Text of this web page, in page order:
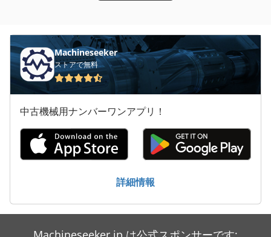
Machineseeker
ストアで無料
中古機械用ナンバーワンアプリ！
詳細情報